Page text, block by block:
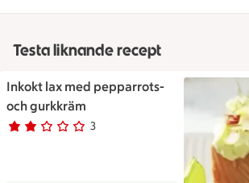
Testa liknande recept
Inkokt lax med pepparrots-
och gurkkräm
Betyg 2 av 5.
3
3 personer har röstat
Inkokt lax